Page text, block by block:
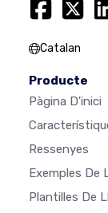
Catalan
Producte
Pàgina D'inici
Ressenyes
Exemples De
Plantilles De